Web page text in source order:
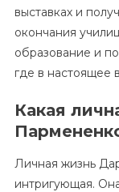
выставках и
окончания
образование и
где в настоящее
Какая
Личная жизнь
интригующая.